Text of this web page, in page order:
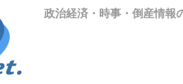
政治経済・時事・倒産情報